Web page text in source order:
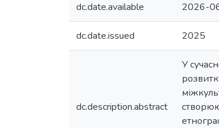
dc.date.available 2026-
dc.date.issued 2025
dc.description.abstract
У